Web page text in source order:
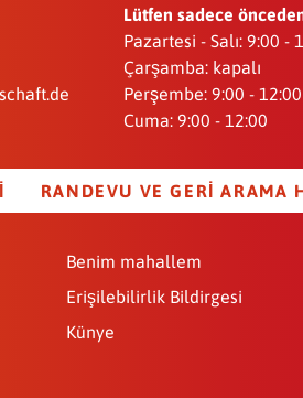
Lütfen sadece
Pazartesi - Salı: 9:00 -
Çarşamba: kapalı
Perşembe: 9:00 -
Cuma: 9:00 - 12:00
RANDEVU VE GERI ARAMA
Benim mahallem
Erişilebilirlik Bildirgesi
Künye